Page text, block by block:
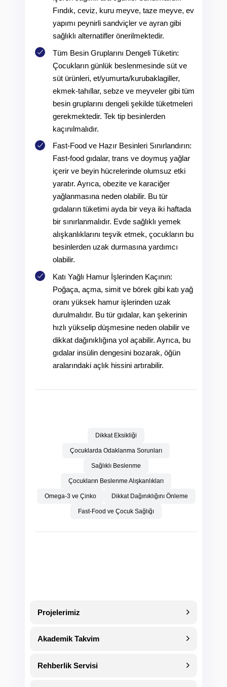
Projelerimiz
Akademik Takvim
Rehberlik Servisi
Fındık, ceviz, kuru meyve, taze meyve, ev
yapımı peynirli sandviçler ve ayran gibi
sağlıklı alternatifler önerilmektedir.
Tüm Besin Gruplarını Dengeli Tüketin:
Çocukların günlük beslenmesinde süt ve
süt ürünleri, et/yumurta/kurubaklagiller,
ekmek-tahıllar, sebze ve meyveler gibi tüm
besin gruplarını dengeli şekilde tüketmeleri
gerekmektedir. Tek tip besinlerden
kaçınılmalıdır.
Fast-Food ve Hazır Besinleri Sınırlandırın:
Fast-food gıdalar, trans ve doymuş yağlar
içerir ve beyin hücrelerinde olumsuz etki
yaratır. Ayrıca, obezite ve karaciğer
yağlanmasına neden olabilir. Bu tür
gıdaların tüketimi ayda bir veya iki haftada
bir sınırlanmalıdır. Evde sağlıklı yemek
alışkanlıklarını teşvik etmek, çocukların bu
besinlerden uzak durmasına yardımcı
olabilir.
Katı Yağlı Hamur İşlerinden Kaçının:
Poğaça, açma, simit ve börek gibi katı yağ
oranı yüksek hamur işlerinden uzak
durulmalıdır. Bu tür gıdalar, kan şekerinin
hızlı yükselip düşmesine neden olabilir ve
dikkat dağınıklığına yol açabilir. Ayrıca, bu
gıdalar insülin dengesini bozarak, öğün
aralarındaki açlık hissini artırabilir.
Dikkat Eksikliği
Çocuklarda Odaklanma Sorunları
Sağlıklı Beslenme
Çocukların Beslenme Alışkanlıkları
Omega-3 ve Çinko Dikkat Dağınıklığını Önleme
Fast-Food ve Çocuk Sağlığı